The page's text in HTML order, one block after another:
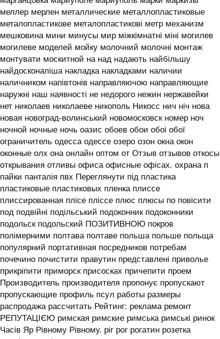
меллер мерлен металлические металлопластиковые
металопластикове металопластикові метр механизм
мешковина мини минусы мир міжкімнатні міні могилев
могилеве моделей мойку молочний молочні монтаж
монтувати москитной на над надають найбільшу
найдосконаліша накладка накладками наличии
наличником напівтонів направляючою направляющие
наружні наш наявності не недорого нежин нержавейки
нет николаев николаеве никополь Никосс нич ніч нова
новая новоград-волинський новомосковск номер ноч
ночной ночные ночь оазис обоев обои обоі обої
ограничитель одесса одессе озеро озон окна окон
оконные олх она онлайн оптом от Отзыв отзывов откосы
открывания отливы офиса офисные офісах. охрана п
пайки панталія пвх Переглянути під пластика
пластиковые пластиковых пленка плиссе
плиссированная плісе пліссе плюс плюсы по повісити
под подвійні подільський подоконник подоконники
подольск подольский ПОЗИТИВНОЮ покров
полімерними полтава полтаве польша польше польща
популярний портативная посредников потребам
почечино почистити правутин представлені приволье
прикріпити приморск присосках причепити проем
Производитель производителя пропонує пропускают
пропускающие профиль псул работы размеры
распродажа рассчитать Рейтинг: реклама ремонт
РЕПУТАЦІЄЮ римская римские римська римські ринок
Часів Яр Рівному Рівному. ріг рог рогатин розетка